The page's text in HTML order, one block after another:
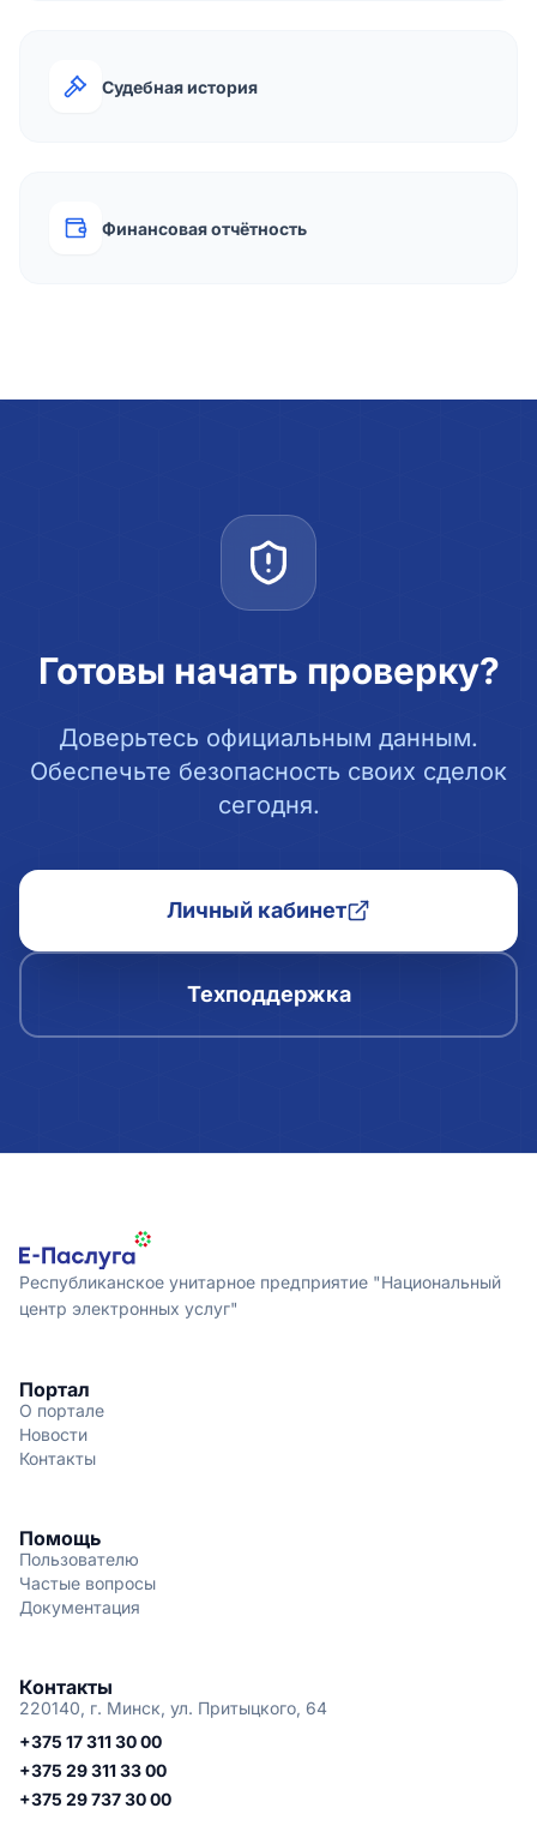
Судебная история
Финансовая отчётность
Готовы начать проверку?
Доверьтесь официальным данным.
Обеспечьте безопасность своих сделок
сегодня.
Личный кабинет
Техподдержка
Республиканское унитарное предприятие "Национальный
центр электронных услуг"
Портал
О портале
Новости
Контакты
Помощь
Пользователю
Частые вопросы
Документация
Контакты
220140, г. Минск, ул. Притыцкого, 64
+375 17 311 30 00
+375 29 311 33 00
+375 29 737 30 00